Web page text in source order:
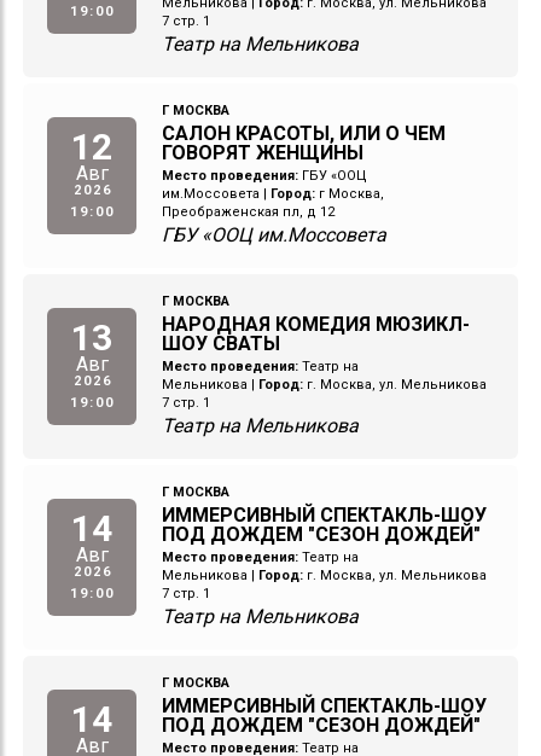
19:00
Мельникова
Город: г. Москва, ул. Мельникова
7 стр. 1
Театр на Мельникова
12
Авг
2026
19:00
Г МОСКВА
САЛОН КРАСОТЫ, ИЛИ О ЧЕМ
ГОВОРЯТ ЖЕНЩИНЫ
Место проведения: ГБУ «ООЦ
им.Моссовета
Город: г Москва,
Преображенская пл, д 12
ГБУ «ООЦ им.Моссовета
13
Авг
2026
19:00
Г МОСКВА
НАРОДНАЯ КОМЕДИЯ МЮЗИКЛ-
ШОУ СВАТЫ
Место проведения: Театр на
Мельникова
Город: г. Москва, ул. Мельникова
7 стр. 1
Театр на Мельникова
14
Авг
2026
19:00
Г МОСКВА
ИММЕРСИВНЫЙ СПЕКТАКЛЬ-ШОУ
ПОД ДОЖДЕМ "СЕЗОН ДОЖДЕЙ"
Место проведения: Театр на
Мельникова
Город: г. Москва, ул. Мельникова
7 стр. 1
Театр на Мельникова
14
Авг
Г МОСКВА
ИММЕРСИВНЫЙ СПЕКТАКЛЬ-ШОУ
ПОД ДОЖДЕМ "СЕЗОН ДОЖДЕЙ"
Место проведения: Театр на